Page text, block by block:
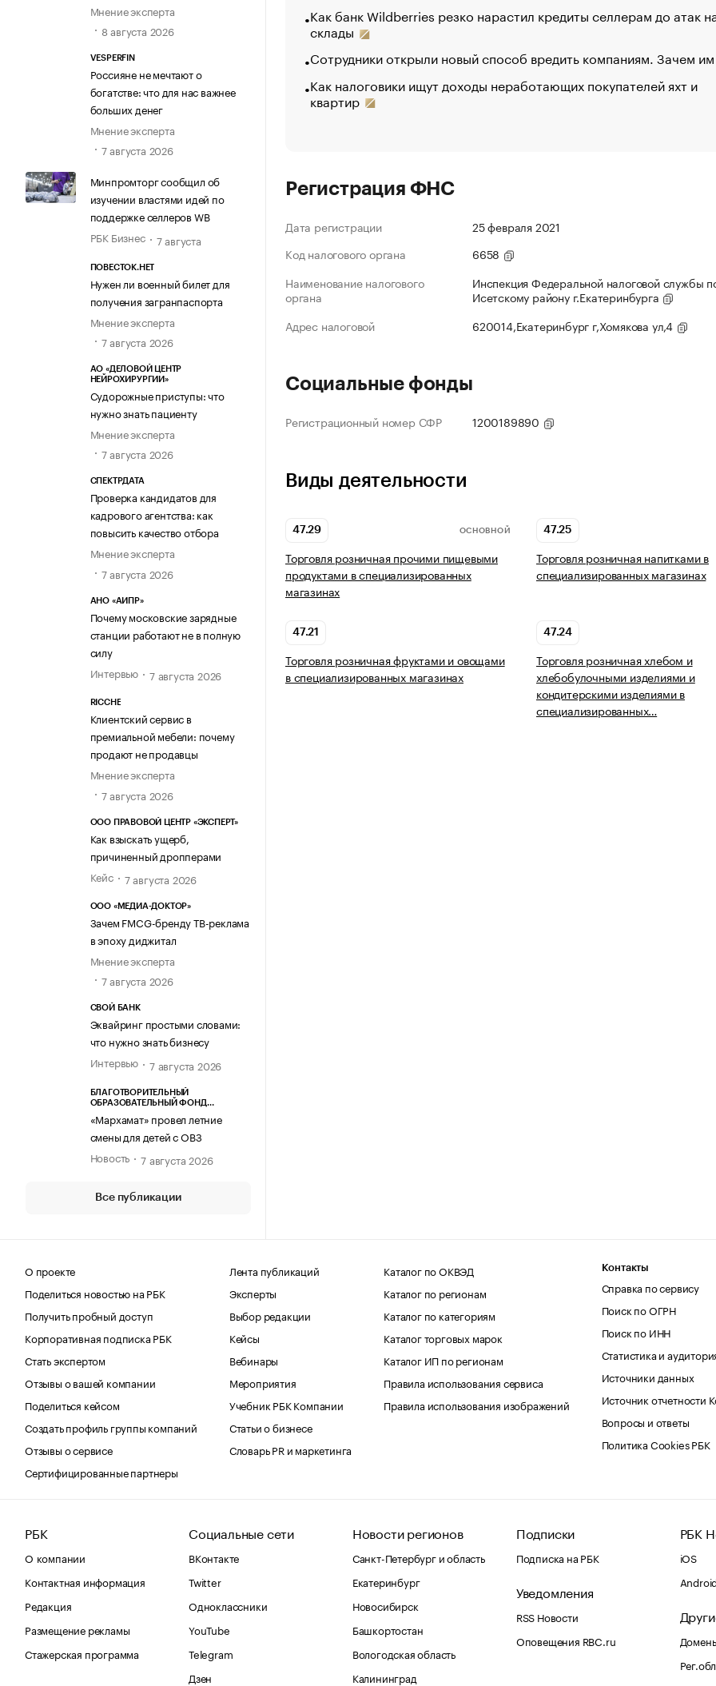
Мнение эксперта
8 августа 2026
VESPERFIN
Россияне не мечтают о
богатстве: что для нас важнее
больших денег
Мнение эксперта
7 августа 2026
Минпромторг сообщил об
изучении властями идей по
поддержке селлеров WB
РБК Бизнес
7 августа
ПОВЕСТОК.НЕТ
Нужен ли военный билет для
получения загранпаспорта
Мнение эксперта
7 августа 2026
АО «ДЕЛОВОЙ ЦЕНТР
НЕЙРОХИРУРГИИ»
Судорожные приступы: что
нужно знать пациенту
Мнение эксперта
7 августа 2026
СПЕКТРДАТА
Проверка кандидатов для
кадрового агентства: как
повысить качество отбора
Мнение эксперта
7 августа 2026
АНО «АИПР»
Почему московские зарядные
станции работают не в полную
силу
Интервью
7 августа 2026
RICCHE
Клиентский сервис в
премиальной мебели: почему
продают не продавцы
Мнение эксперта
7 августа 2026
ООО ПРАВОВОЙ ЦЕНТР «ЭКСПЕРТ»
Как взыскать ущерб,
причиненный дропперами
Кейс
7 августа 2026
ООО «МЕДИА-ДОКТОР»
Зачем FMCG-бренду ТВ-реклама
в эпоху диджитал
Мнение эксперта
7 августа 2026
СВОЙ БАНК
Эквайринг простыми словами:
что нужно знать бизнесу
Интервью
7 августа 2026
БЛАГОТВОРИТЕЛЬНЫЙ
ОБРАЗОВАТЕЛЬНЫЙ ФОНД
«Мархамат» провел летние
смены для детей с ОВЗ
Новость
7 августа 2026
Все публикации
Как банк Wildberries резко нарастил кредиты селлерам до атак
склады
Сотрудники открыли новый способ вредить компаниям. Зачем
Как налоговики ищут доходы неработающих покупателей яхт и
квартир
Регистрация ФНС
Дата регистрации
25 февраля 2021
Код налогового органа
6658
Наименование налогового
органа
Инспекция Федеральной налоговой службы
Исетскому району г.Екатеринбурга
Адрес налоговой
620014,Екатеринбург г,Хомякова ул,4
Социальные фонды
Регистрационный номер СФР 1200189890
Виды деятельности
47.29 ОСНОВНОЙ
Торговля розничная прочими пищевыми
продуктами в специализированных
магазинах
47.25
Торговля розничная напитками в
специализированных магазинах
47.21
Торговля розничная фруктами и овощами
в специализированных магазинах
47.24
Торговля розничная хлебом и
хлебобулочными изделиями и
кондитерскими изделиями в
специализированных…
О проекте
Поделиться новостью на РБК
Получить пробный доступ
Корпоративная подписка РБК
Стать экспертом
Отзывы о вашей компании
Поделиться кейсом
Создать профиль группы компаний
Отзывы о сервисе
Сертифицированные партнеры
Лента публикаций
Эксперты
Выбор редакции
Кейсы
Вебинары
Мероприятия
Учебник РБК Компании
Статьи о бизнесе
Словарь PR и маркетинга
Каталог по ОКВЭД
Каталог по регионам
Каталог по категориям
Каталог торговых марок
Каталог ИП по регионам
Правила использования сервиса
Правила использования изображений
Контакты
Справка по сервису
Поиск по ОГРН
Поиск по ИНН
Статистика и
Источники данных
Источник отчетности
Вопросы и ответы
Политика Cookies РБК
РБК
О компании
Контактная информация
Редакция
Размещение рекламы
Стажерская программа
Социальные сети
ВКонтакте
Twitter
Одноклассники
YouTube
Telegram
Дзен
Новости регионов
Санкт-Петербург и область
Екатеринбург
Новосибирск
Башкортостан
Вологодская область
Калининград
Подписки
Подписка на РБК
Уведомления
RSS Новости
Оповещения RBC.ru
РБК
iOS